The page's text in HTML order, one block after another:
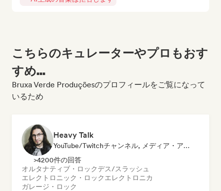
こちらのキュレーターやプロもおす
すめ...
Bruxa Verde Produçõesのプロフィールをご覧になって
いるため
Heavy Talk
YouTube/Twitchチャンネル, メディア・アウトレット／ジャーナリスト
>4200件の回答
オルタナティブ・ロックデス/スラッシュ
エレクトロニック・ロックエレクトロニカ
ガレージ・ロック